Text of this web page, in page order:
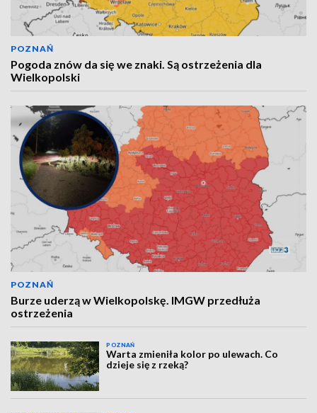
POZNAŃ
Pogoda znów da się we znaki. Są ostrzeżenia dla
Wielkopolski
POZNAŃ
Burze uderzą w Wielkopolskę. IMGW przedłuża
ostrzeżenia
POZNAŃ
Warta zmieniła kolor po ulewach. Co
dzieje się z rzeką?